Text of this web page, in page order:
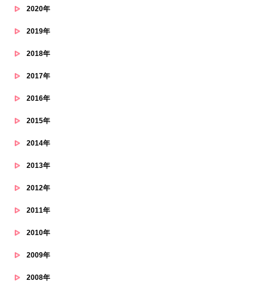
2020年
2019年
2018年
2017年
2016年
2015年
2014年
2013年
2012年
2011年
2010年
2009年
2008年